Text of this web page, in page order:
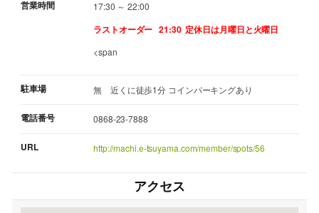
営業時間 17:30 ～ 22:00
ラストオーダー 21:30 定休日は月曜日と火曜日
<span
駐車場 無 近くに徒歩1分 コインパーキングあり
電話番号 0868-23-7888
URL http://machi.e-tsuyama.com/member/spots/56
アクセス